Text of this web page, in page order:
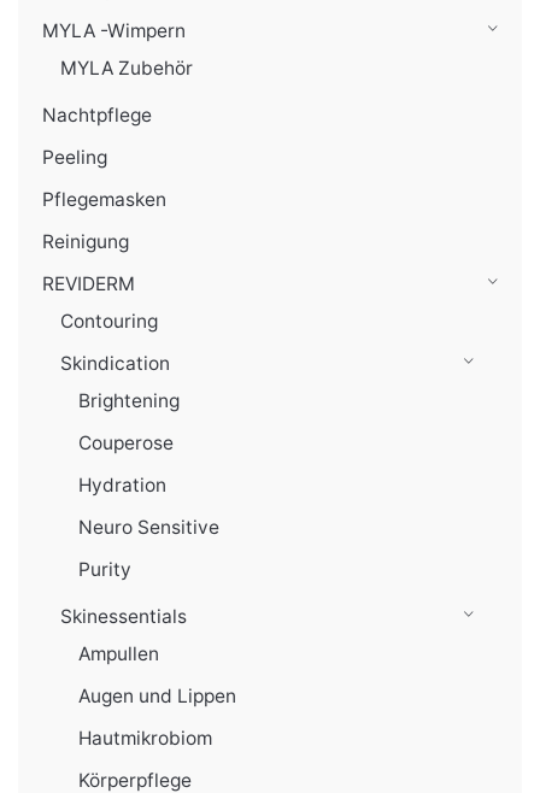
MYLA -Wimpern
MYLA Zubehör
Nachtpflege
Peeling
Pflegemasken
Reinigung
REVIDERM
Contouring
Skindication
Brightening
Couperose
Hydration
Neuro Sensitive
Purity
Skinessentials
Ampullen
Augen und Lippen
Hautmikrobiom
Körperpflege